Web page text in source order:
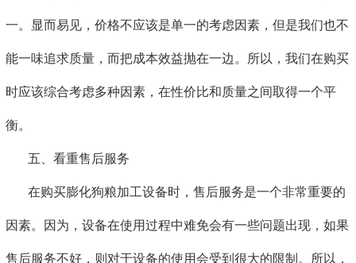
一。显而易见，价格不应该是单一的考虑因素，但是我们也不
能一味追求质量，而把成本效益抛在一边。所以，我们在购买
时应该综合考虑多种因素，在性价比和质量之间取得一个平
衡。
五、看重售后服务
在购买膨化狗粮加工设备时，售后服务是一个非常重要的
因素。因为，设备在使用过程中难免会有一些问题出现，如果
售后服务不好，则对于设备的使用会受到很大的限制。所以，